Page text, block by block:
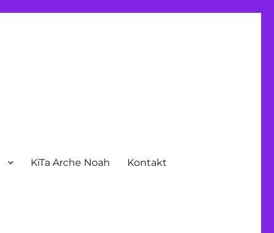
KiTa Arche Noah Kontakt